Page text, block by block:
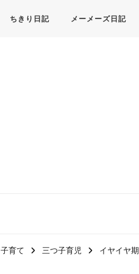
ちきり日記 メーメーズ日記
子育て 三つ子育児 イヤイヤ期